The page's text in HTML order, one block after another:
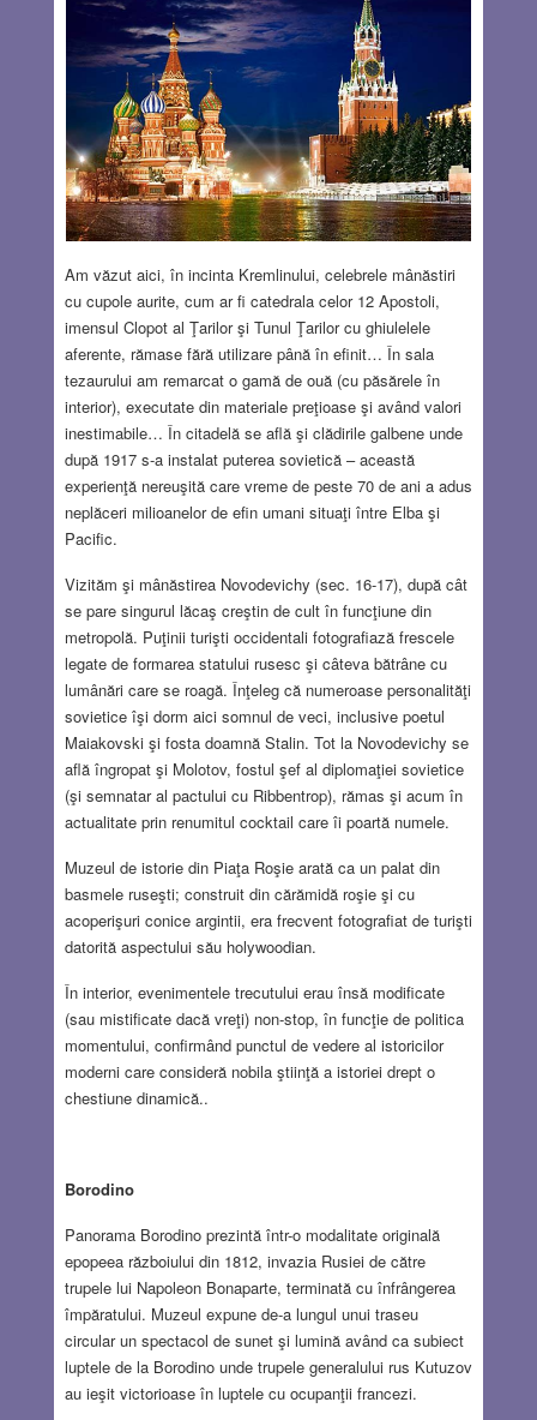
Am văzut aici, în incinta Kremlinului, celebrele mânăstiri
cu cupole aurite, cum ar fi catedrala celor 12 Apostoli,
imensul Clopot al Ţarilor şi Tunul Ţarilor cu ghiulelele
aferente, rămase fără utilizare până în efinit… În sala
tezaurului am remarcat o gamă de ouă (cu păsărele în
interior), executate din materiale preţioase şi având valori
inestimabile… În citadelă se află şi clădirile galbene unde
după 1917 s-a instalat puterea sovietică – această
experienţă nereuşită care vreme de peste 70 de ani a adus
neplăceri milioanelor de efin umani situaţi între Elba şi
Pacific.
Vizităm şi mânăstirea Novodevichy (sec. 16-17), după cât
se pare singurul lăcaş creştin de cult în funcţiune din
metropolă. Puţinii turişti occidentali fotografiază frescele
legate de formarea statului rusesc şi câteva bătrâne cu
lumânări care se roagă. Înţeleg că numeroase personalităţi
sovietice îşi dorm aici somnul de veci, inclusive poetul
Maiakovski şi fosta doamnă Stalin. Tot la Novodevichy se
află îngropat şi Molotov, fostul şef al diplomaţiei sovietice
(şi semnatar al pactului cu Ribbentrop), rămas şi acum în
actualitate prin renumitul cocktail care îi poartă numele.
Muzeul de istorie din Piaţa Roşie arată ca un palat din
basmele ruseşti; construit din cărămidă roşie şi cu
acoperişuri conice argintii, era frecvent fotografiat de turişti
datorită aspectului său holywoodian.
În interior, evenimentele trecutului erau însă modificate
(sau mistificate dacă vreţi) non-stop, în funcţie de politica
momentului, confirmând punctul de vedere al istoricilor
moderni care consideră nobila ştiinţă a istoriei drept o
chestiune dinamică..
Borodino
Panorama Borodino prezintă într-o modalitate originală
epopeea războiului din 1812, invazia Rusiei de către
trupele lui Napoleon Bonaparte, terminată cu înfrângerea
împăratului. Muzeul expune de-a lungul unui traseu
circular un spectacol de sunet şi lumină având ca subiect
luptele de la Borodino unde trupele generalului rus Kutuzov
au ieşit victorioase în luptele cu ocupanţii francezi.